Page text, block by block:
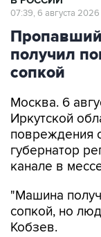
07:39, 6 августа 2026
получил
сопкой
Москва. 6
Иркутской
повреждения
губернатор
канале в
"Машина
сопкой, но
Кобзев.